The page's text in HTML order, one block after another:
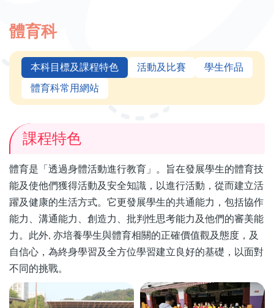
體育科
本科目標及課程特色 活動及比賽
學生作品
體育科常用網站
課程特色
體育是「透過身體活動進行教育」。旨在發展學生的體育技
能及使他們獲得活動及安全知識，以進行活動，從而建立活
躍及健康的生活方式。它更發展學生的共通能力，包括協作
能力、溝通能力、創造力、批判性思考能力及他們的審美能
力。此外, 亦培養學生與體育相關的正確價值觀及態度，及
自信心，為終身學習及全方位學習建立良好的基礎，以面對
不同的挑戰。